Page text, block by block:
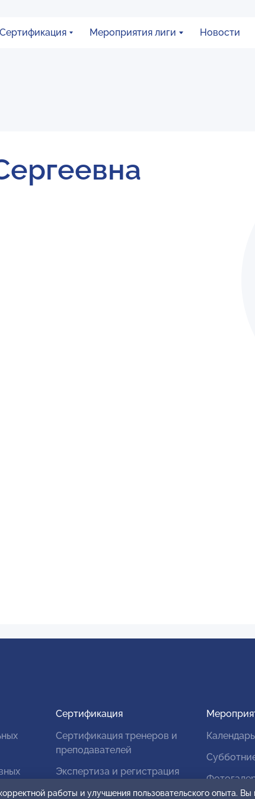
Сертификация Мероприятия лиги Новости
Сертификация
Сертификация тренеров и
преподавателей
Экспертиза и регистрация
работы и улучшения пользовательского опыта.